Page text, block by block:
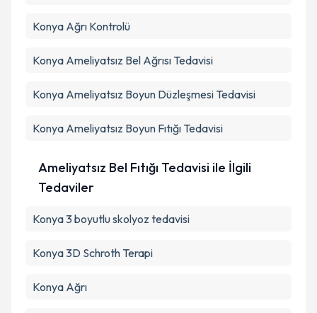
Konya Ağrı Kontrolü
Konya Ameliyatsız Bel Ağrısı Tedavisi
Konya Ameliyatsız Boyun Düzleşmesi Tedavisi
Konya Ameliyatsız Boyun Fıtığı Tedavisi
Ameliyatsız Bel Fıtığı Tedavisi ile İlgili
Tedaviler
Konya 3 boyutlu skolyoz tedavisi
Konya 3D Schroth Terapi
Konya Ağrı